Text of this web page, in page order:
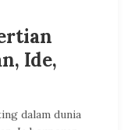
Ide,
dalam dunia